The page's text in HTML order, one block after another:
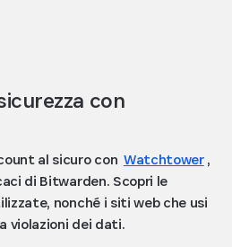
con
al sicuro con Watchtower ,
di Bitwarden. Scopri le
nonché i siti web che usi
violazioni dei dati.